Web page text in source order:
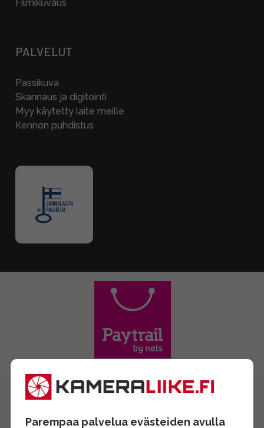
Filmikuvaus
PALVELUT
Passikuva
Skannaus ja digitointi
Myy käytetty laite meille
Kennon puhdistus
Parempaa palvelua evästeiden avulla